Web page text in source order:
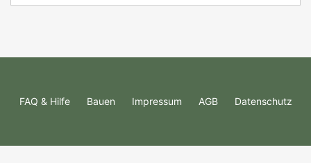
FAQ & Hilfe Bauen Impressum AGB Datenschutz